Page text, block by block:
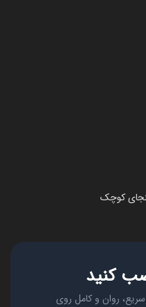
کوچک
کنید
روان و کامل روی